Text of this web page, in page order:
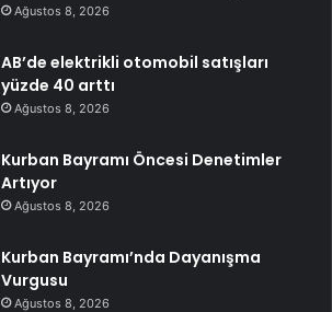
Ağustos 8, 2026
AB’de elektrikli otomobil satışları
yüzde 40 arttı
Ağustos 8, 2026
Kurban Bayramı Öncesi Denetimler
Artıyor
Ağustos 8, 2026
Kurban Bayramı’nda Dayanışma
Vurgusu
Ağustos 8, 2026